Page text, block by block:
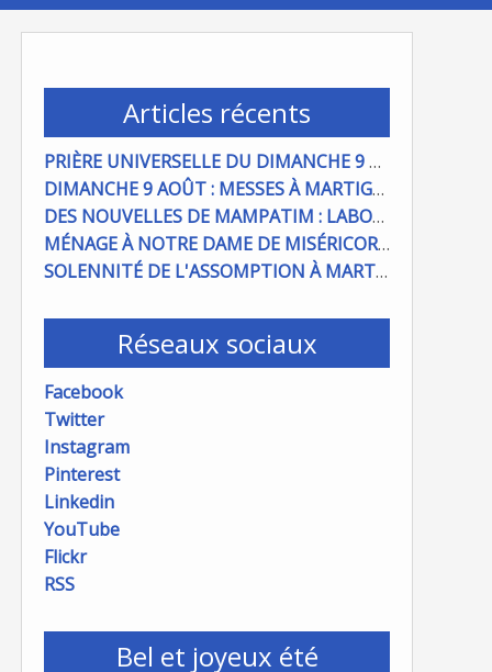
Articles récents
PRIÈRE UNIVERSELLE DU DIMANCHE 9 AOÜT
DIMANCHE 9 AOÛT : MESSES À MARTIGUES ET PORT DE BOUC
DES NOUVELLES DE MAMPATIM : LABOUR DU CHAMP PAROISSIAL
MÉNAGE À NOTRE DAME DE MISÉRICORDE : ON COMPTE SUR VOUS !
SOLENNITÉ DE L'ASSOMPTION À MARTIGUES ET PORT DE BOUC
Réseaux sociaux
Facebook
Twitter
Instagram
Pinterest
Linkedin
YouTube
Flickr
RSS
Bel et joyeux été